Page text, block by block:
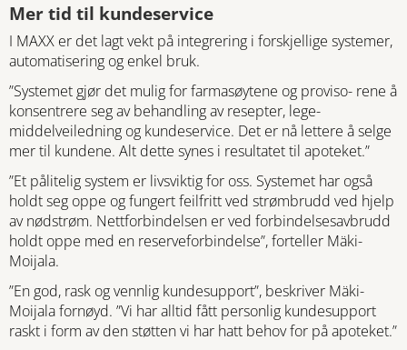
Mer tid til kundeservice
I MAXX er det lagt vekt på integrering i forskjellige systemer,
automatisering og enkel bruk.
”Systemet gjør det mulig for farmasøytene og proviso- rene å
konsentrere seg av behandling av resepter, lege-
middelveiledning og kundeservice. Det er nå lettere å selge
mer til kundene. Alt dette synes i resultatet til apoteket.”
”Et pålitelig system er livsviktig for oss. Systemet har også
holdt seg oppe og fungert feilfritt ved strømbrudd ved hjelp
av nødstrøm. Nettforbindelsen er ved forbindelsesavbrudd
holdt oppe med en reserveforbindelse”, forteller Mäki-
Moijala.
”En god, rask og vennlig kundesupport”, beskriver Mäki-
Moijala fornøyd. ”Vi har alltid fått personlig kundesupport
raskt i form av den støtten vi har hatt behov for på apoteket.”